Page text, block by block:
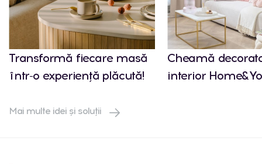
Transformă fiecare masă
într-o experiență plăcută!
Cheamă
interior
Mai multe idei și soluții